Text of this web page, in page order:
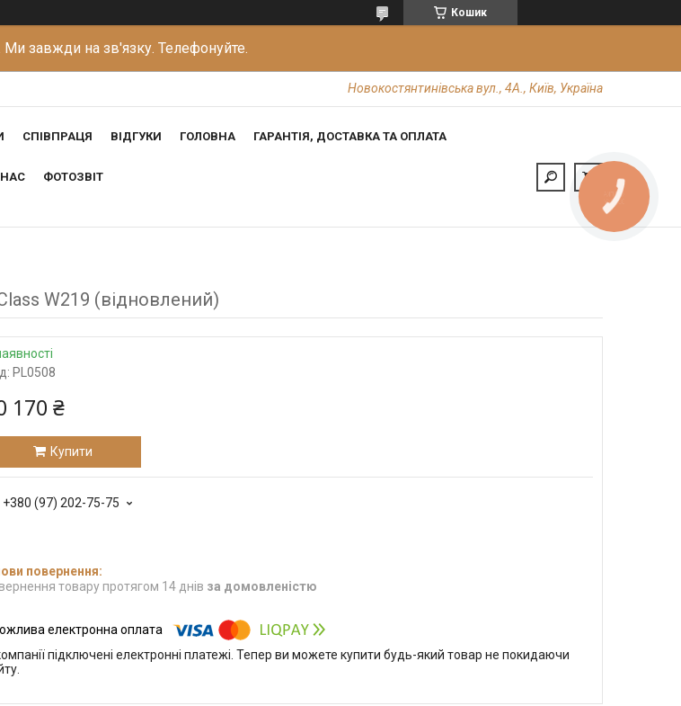
Кошик
Ми завжди на зв'язку. Телефонуйте.
Новокостянтинівська вул., 4А., Київ, Україна
СПІВПРАЦЯ ВІДГУКИ ГОЛОВНА ГАРАНТІЯ, ДОСТАВКА ТА ОПЛАТА
ФОТОЗВІТ
W219 (відновлений)
PL0508
170 ₴
Купити
+380 (97) 202-75-75
товару протягом 14 днів за домовленістю
підключені електронні платежі. Тепер ви можете купити будь-який товар не покидаючи
КНОПКА
ЗВ'ЯЗКУ